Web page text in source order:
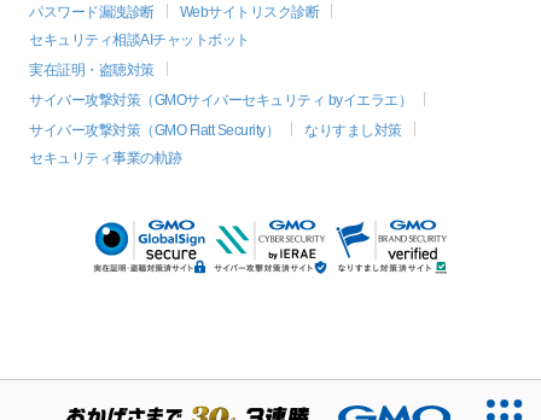
パスワード漏洩診断
Webサイトリスク診断
セキュリティ相談AIチャットボット
実在証明・盗聴対策
サイバー攻撃対策（GMOサイバーセキュリティ byイエラエ）
サイバー攻撃対策（GMO Flatt Security）
なりすまし対策
セキュリティ事業の軌跡